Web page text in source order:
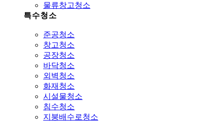
물류창고청소
특수청소
준공청소
창고청소
공장청소
바닥청소
외벽청소
화재청소
시설물청소
침수청소
지붕배수로청소